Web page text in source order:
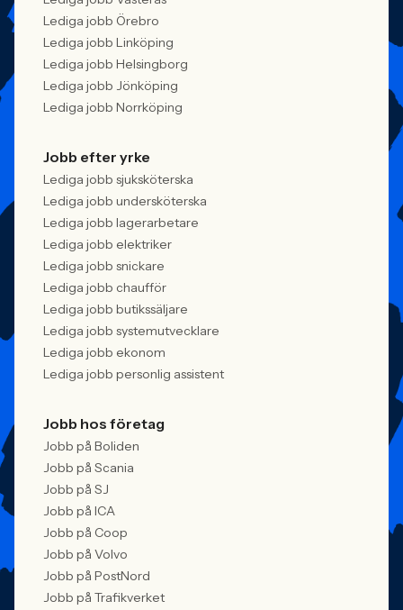
Lediga jobb Örebro
Lediga jobb Linköping
Lediga jobb Helsingborg
Lediga jobb Jönköping
Lediga jobb Norrköping
Jobb efter yrke
Lediga jobb sjuksköterska
Lediga jobb undersköterska
Lediga jobb lagerarbetare
Lediga jobb elektriker
Lediga jobb snickare
Lediga jobb chaufför
Lediga jobb butikssäljare
Lediga jobb systemutvecklare
Lediga jobb ekonom
Lediga jobb personlig assistent
Jobb hos företag
Jobb på Boliden
Jobb på Scania
Jobb på SJ
Jobb på ICA
Jobb på Coop
Jobb på Volvo
Jobb på PostNord
Jobb på Trafikverket